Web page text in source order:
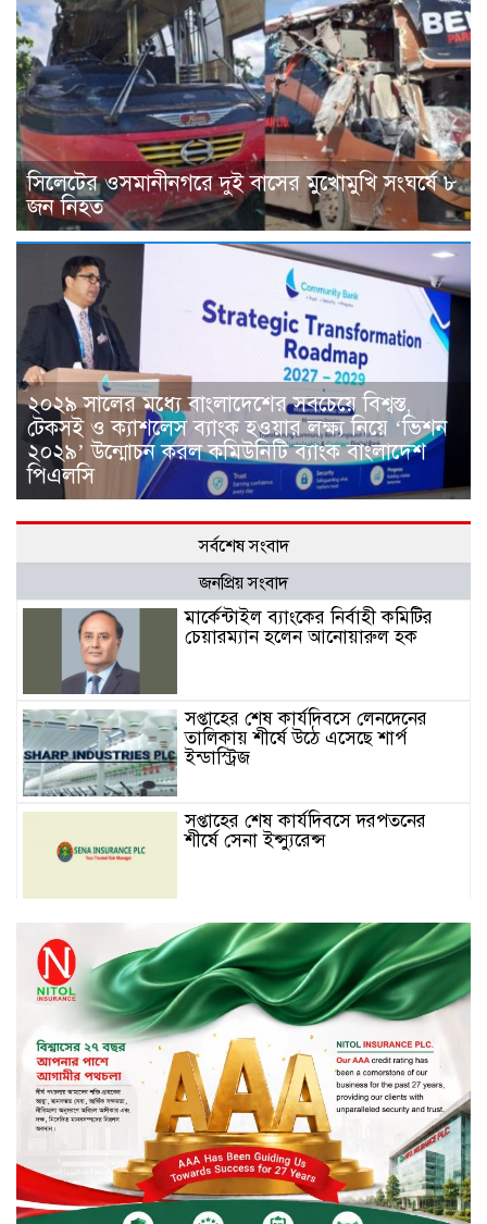
সিলেটের ওসমানীনগরে দুই বাসের মুখোমুখি সংঘর্ষে ৮
জন নিহত
২০২৯ সালের মধ্যে বাংলাদেশের সবচেয়ে বিশ্বস্ত,
টেকসই ও ক্যাশলেস ব্যাংক হওয়ার লক্ষ্য নিয়ে ‘ভিশন
২০২৯’ উন্মোচন করল কমিউনিটি ব্যাংক বাংলাদেশ
পিএলসি
সর্বশেষ সংবাদ
জনপ্রিয় সংবাদ
মার্কেন্টাইল ব্যাংকের নির্বাহী কমিটির
চেয়ারম্যান হলেন আনোয়ারুল হক
সপ্তাহের শেষ কার্যদিবসে লেনদেনের
তালিকায় শীর্ষে উঠে এসেছে শার্প
ইন্ডাস্ট্রিজ
সপ্তাহের শেষ কার্যদিবসে দরপতনের
শীর্ষে সেনা ইন্স্যুরেন্স
সপ্তাহের শেষ কার্যদিবসে দরবৃদ্ধির শীর্ষে
নিটল ইন্স্যুরেন্স
সিলেটের ওসমানীনগরে দুই বাসের
মুখোমুখি সংঘর্ষে ৮ জন নিহত
২০২৯ সালের মধ্যে বাংলাদেশের
সবচেয়ে বিশ্বস্ত, টেকসই ও ক্যাশলেস
ব্যাংক হওয়ার লক্ষ্য নিয়ে ‘ভিশন ২০২৯’
উন্মোচন করল কমিউনিটি ব্যাংক
বাংলাদেশ পিএলসি